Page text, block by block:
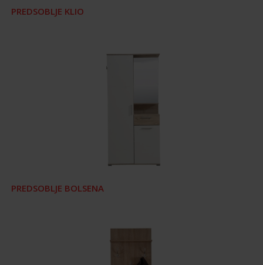
PREDSOBLJE KLIO
PREDSOBLJE BOLSENA